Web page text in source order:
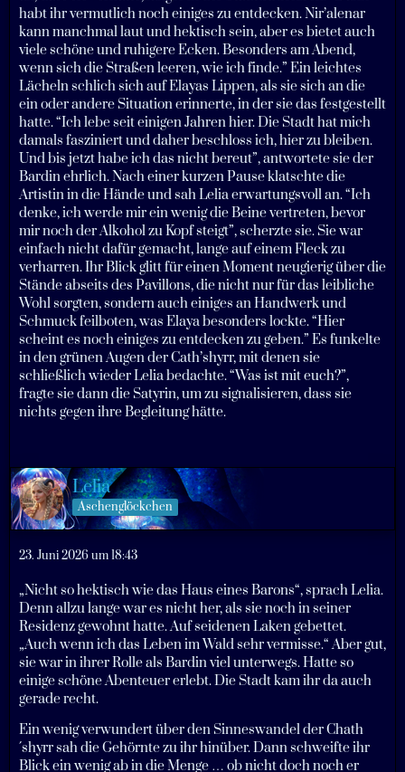
habt ihr vermutlich noch einiges zu entdecken. Nir’alenar
kann manchmal laut und hektisch sein, aber es bietet auch
viele schöne und ruhigere Ecken. Besonders am Abend,
wenn sich die Straßen leeren, wie ich finde.” Ein leichtes
Lächeln schlich sich auf Elayas Lippen, als sie sich an die
ein oder andere Situation erinnerte, in der sie das festgestellt
hatte. “Ich lebe seit einigen Jahren hier. Die Stadt hat mich
damals fasziniert und daher beschloss ich, hier zu bleiben.
Und bis jetzt habe ich das nicht bereut”, antwortete sie der
Bardin ehrlich. Nach einer kurzen Pause klatschte die
Artistin in die Hände und sah Lelia erwartungsvoll an. “Ich
denke, ich werde mir ein wenig die Beine vertreten, bevor
mir noch der Alkohol zu Kopf steigt”, scherzte sie. Sie war
einfach nicht dafür gemacht, lange auf einem Fleck zu
verharren. Ihr Blick glitt für einen Moment neugierig über die
Stände abseits des Pavillons, die nicht nur für das leibliche
Wohl sorgten, sondern auch einiges an Handwerk und
Schmuck feilboten, was Elaya besonders lockte. “Hier
scheint es noch einiges zu entdecken zu geben.” Es funkelte
in den grünen Augen der Cath’shyrr, mit denen sie
schließlich wieder Lelia bedachte. “Was ist mit euch?”,
fragte sie dann die Satyrin, um zu signalisieren, dass sie
nichts gegen ihre Begleitung hätte.
Lelia
Aschenglöckchen
23. Juni 2026 um 18:43
„Nicht so hektisch wie das Haus eines Barons“, sprach Lelia.
Denn allzu lange war es nicht her, als sie noch in seiner
Residenz gewohnt hatte. Auf seidenen Laken gebettet.
„Auch wenn ich das Leben im Wald sehr vermisse.“ Aber gut,
sie war in ihrer Rolle als Bardin viel unterwegs. Hatte so
einige schöne Abenteuer erlebt. Die Stadt kam ihr da auch
gerade recht.
Ein wenig verwundert über den Sinneswandel der Chath
´shyrr sah die Gehörnte zu ihr hinüber. Dann schweifte ihr
Blick ein wenig ab in die Menge … ob nicht doch noch er